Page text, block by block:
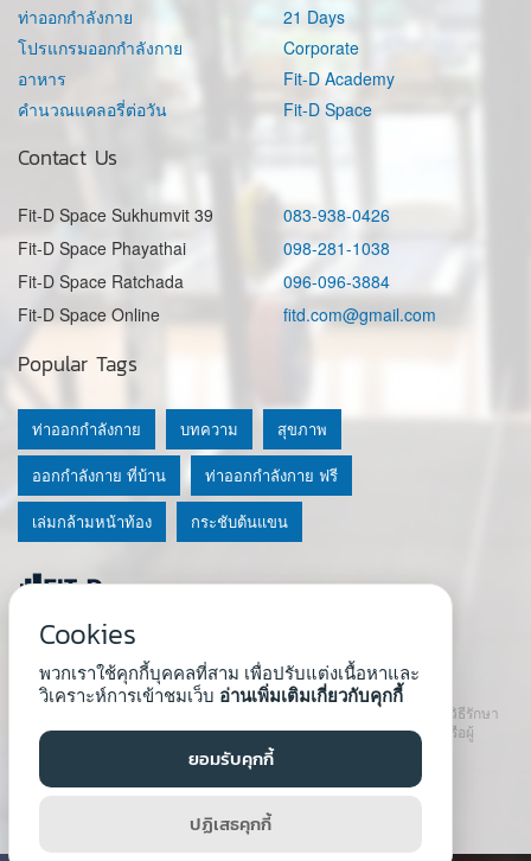
ท่าออกกำลังกาย
โปรแกรมออกกำลังกาย
อาหาร
คำนวณแคลอรี่ต่อวัน
21 Days
Corporate
Fit-D Academy
Fit-D Space
Contact Us
Fit-D Space Sukhumvit 39
083-938-0426
Fit-D Space Phayathai
098-281-1038
Fit-D Space Ratchada
096-096-3884
Fit-D Space Online
fitd.com@gmail.com
© 2020 Fit-D.com & Fit-D Finess
About Us | นโยบายความเป็นส่วนตัว|เงื่อนไขการใช้เว็บ
เนื้อหาที่ใช้ในเว็บนี้ ไม่สามารถใช้แทนคำปรึกษา คำแนะนำ วินิจฉัย หรือวิธีรักษา
โรคที่แนะนำจากผู้เชี่ยวชาญหรือแพทย์ได้ เราสนับสนุนให้ปรึกษาแพทย์หรือผู้
เชี่ยวชาญก่อนเริ่มโปรแกรมใหม่ทุกครั้ง
Developed by :
Popular Tags
ท่าออกกำลังกาย บทความ สุขภาพ
ออกกำลังกาย ที่บ้าน ท่าออกกำลังกาย ฟรี
เล่มกล้ามหน้าท้อง กระชับต้นแขน
Cookies
พวกเราใช้คุกกี้บุคคลที่สาม เพื่อปรับแต่งเนื้อหาและ
วิเคราะห์การเข้าชมเว็บ อ่านเพิ่มเติมเกี่ยวกับคุกกี้
ยอมรับคุกกี้
ปฏิเสธคุกกี้